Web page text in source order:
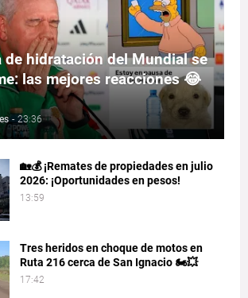
de hidratación del Mundial se
las mejores reacciones 😂
- 23:36
🏡💰 ¡Remates de propiedades en julio
2026: ¡Oportunidades en pesos!
13:59
Tres heridos en choque de motos en
Ruta 216 cerca de San Ignacio 🏍️💥
17:42